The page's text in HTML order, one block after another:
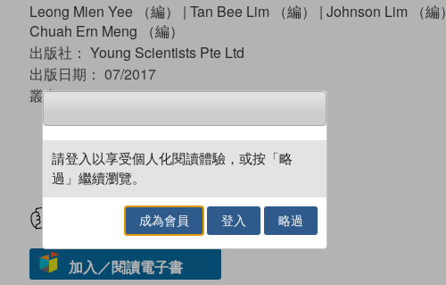
Leong Mien Yee （編）
| Tan Bee Lim （編） | Johnson Lim （編）
Chuah Ern Meng （編）
出版社： Young Scientists Pte Ltd
出版日期： 07/2017
叢書：Smart Mathematicians
試閲 加入閱讀紀錄
加入／閱讀電子書
請登入以享受個人化閱讀體驗，或按「略
過」繼續瀏覽。
成為會員 登入 略過